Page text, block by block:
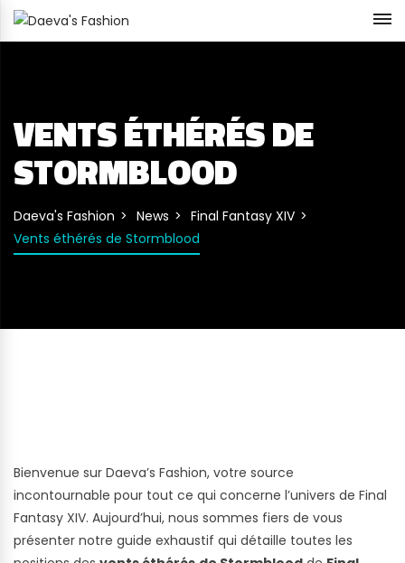
VENTS ÉTHÉRÉS DE
STORMBLOOD
Daeva's Fashion News
Final Fantasy XIV
Vents éthérés de Stormblood
Bienvenue sur Daeva’s Fashion, votre source
incontournable pour tout ce qui concerne l’univers de Final
Fantasy XIV. Aujourd’hui, nous sommes fiers de vous
présenter notre guide exhaustif qui détaille toutes les